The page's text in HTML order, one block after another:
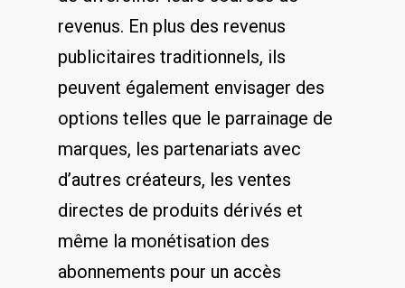
revenus. En plus des revenus
⁣publicitaires traditionnels, ils
peuvent également envisager des
options telles que le parrainage ‌de
⁢marques, les partenariats avec
d’autres créateurs, les ventes
directes de produits dérivés et
même⁣ la monétisation des
abonnements pour un accès